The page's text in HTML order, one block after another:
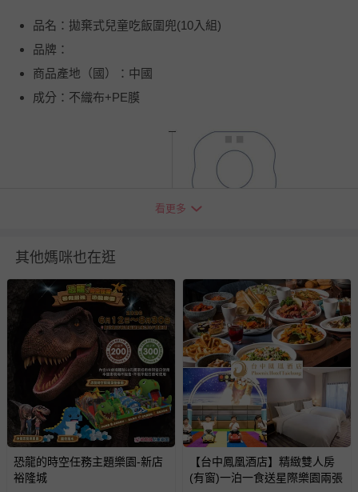
品名：拋棄式兒童吃飯圍兜(10入組)
品牌：
商品產地（國）：中國
成分：不織布+PE膜
尺寸為平鋪測量，因測量方式不同，可能存在1-3cm
誤差，敬
請諒解！
退換貨須知
您所購買的商品享有7天的鑑賞期／猶豫期權益，但此期間
並非試用期，您所退回的商品必須是未經使用的全新狀態，
包含完整包裝、配件、說明文件及贈品等。
看更多
其他媽咪也在逛
恐龍的時空任務主題樂園-新店
裕隆城
【台中鳳凰酒店】精緻雙人房
(有窗)一泊一食送星際樂園兩張